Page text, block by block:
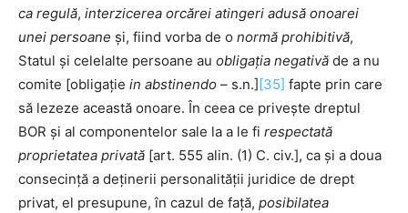
ca regulă, interzicerea orcărei atingeri adusă onoarei
unei persoane și, fiind vorba de o normă prohibitivă,
Statul și celelalte persoane au obligația negativă de a nu
comite [obligație in abstinendo – s.n.] [35] fapte prin care
să lezeze această onoare. În ceea ce privește dreptul
BOR și al componentelor sale la a le fi respectată
proprietatea privată [art. 555 alin. (1) C. civ.], ca și a doua
consecință a deținerii personalității juridice de drept
privat, el presupune, în cazul de față, posibilatea